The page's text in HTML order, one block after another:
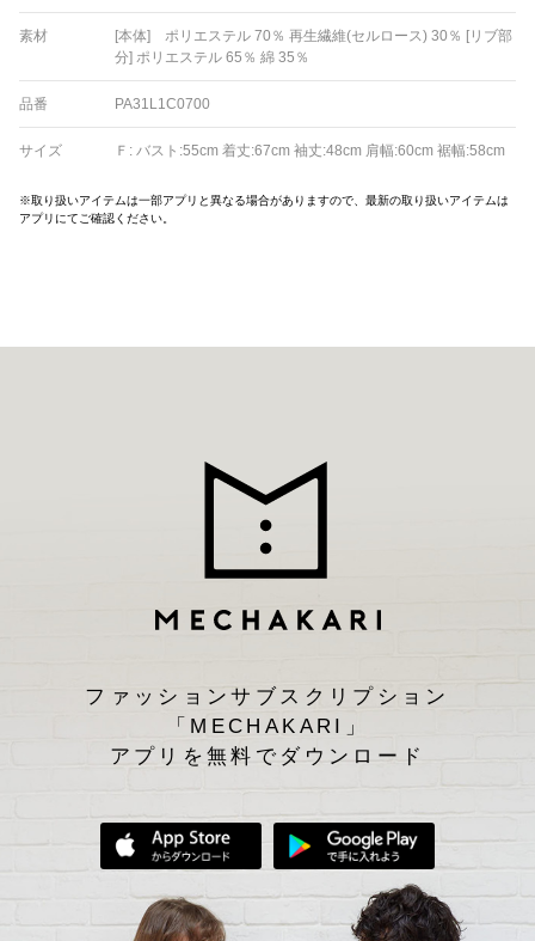
素材
[本体] ポリエステル 70％ 再生繊維(セルロース) 30％ [リブ部
分] ポリエステル 65％ 綿 35％
品番 PA31L1C0700
サイズ Ｆ: バスト:55cm 着丈:67cm 袖丈:48cm 肩幅:60cm 裾幅:58cm
※取り扱いアイテムは一部アプリと異なる場合がありますので、最新の取り扱いアイテムは
アプリにてご確認ください。
ファッションサブスクリプション
「MECHAKARI」
アプリを無料でダウンロード
App Storeからダウンロード